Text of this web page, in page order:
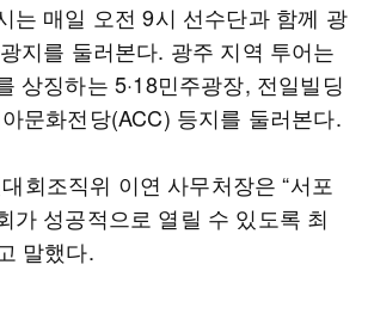
는 매일 오전 9시 선수단과 함께 광
지를 둘러본다. 광주 지역 투어는
상징하는 5·18민주광장, 전일빌딩
문화전당(ACC) 등지를 둘러본다.
회조직위 이연 사무처장은 “서포
가 성공적으로 열릴 수 있도록 최
말했다.